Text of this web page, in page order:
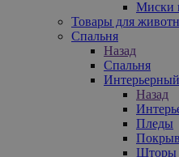
Миски
Товары для
Спальня
Назад
Спальня
Назад
Пледы
Шторы